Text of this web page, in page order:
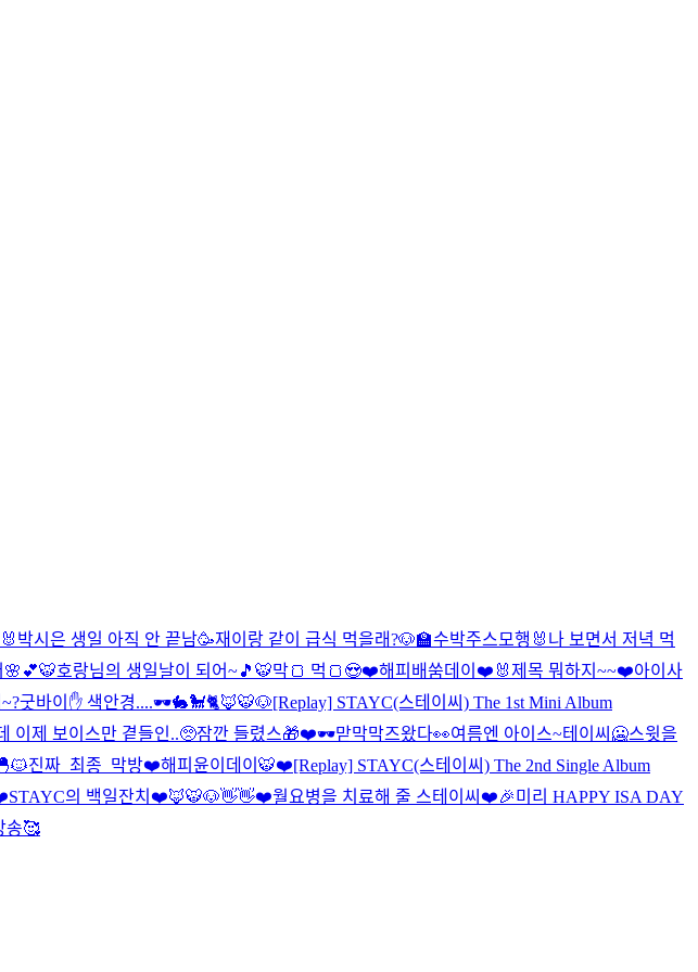
박시은 생일 아직 안 끝남🥳재이랑 같이 급식 먹을래?🐶🏫수박주스 모행🐰 나 보면서 저녁 먹
🌸💕🐯호랑님의 생일날이 되어~🎵🐯막🍞 먹🍞😍❤️해피배쑴데이❤️🐰제목 뭐하지~~❤️아이사
굿바이✋ 색안경....🕶🐇🐩🐈🦊🐯🐶[Replay] STAYC(스테이씨) The 1st Mini Album
이제 보이스만 곁들인..🥺잠깐 들렸스🎁❤️🕶맏막막즈왔다👀여름엔 아이스~테이씨🥶스윗을
진짜_최종_막방❤️해피윤이데이🐯❤️[Replay] STAYC(스테이씨) The 2nd Single Album
의 백일잔치❤️🦊🐯🐶👋👋❤️월요병을 치료해 줄 스테이씨❤️🎉미리 HAPPY ISA DAY
송🥰